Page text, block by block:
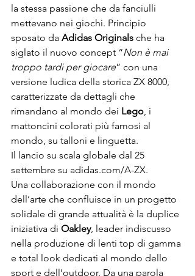
la stessa passione che da fanciulli
mettevano nei giochi. Principio
sposato da Adidas Originals che ha
siglato il nuovo concept “Non è mai
troppo tardi per giocare” con una
versione ludica della storica ZX 8000,
caratterizzate da dettagli che
rimandano al mondo dei Lego, i
mattoncini colorati più famosi al
mondo, su talloni e linguetta.
Il lancio su scala globale dal 25
settembre su adidas.com/A-ZX.
Una collaborazione con il mondo
dell’arte che confluisce in un progetto
solidale di grande attualità è la duplice
iniziativa di Oakley, leader indiscusso
nella produzione di lenti top di gamma
e total look dedicati al mondo dello
sport e dell’outdoor. Da una parola